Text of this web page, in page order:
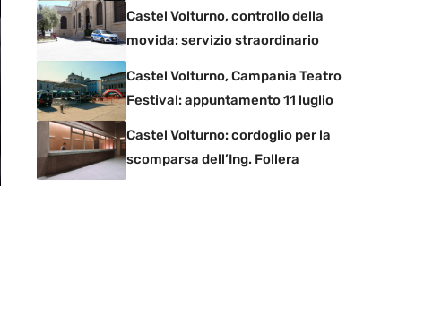
Castel Volturno, controllo della
movida: servizio straordinario
Castel Volturno, Campania Teatro
Festival: appuntamento 11 luglio
Castel Volturno: cordoglio per la
scomparsa dell’Ing. Follera